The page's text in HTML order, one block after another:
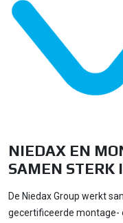
NIEDAX EN
SAMEN STERK
De Niedax Group werkt
gecertificeerde montage-